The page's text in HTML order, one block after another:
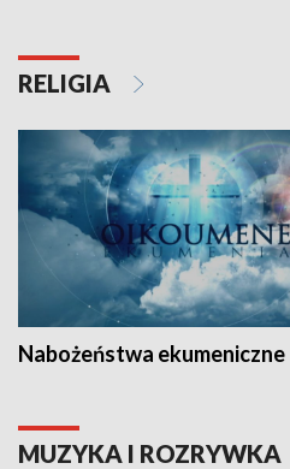
RELIGIA
Nabożeństwa ekumeniczne
MUZYKA I ROZRYWKA